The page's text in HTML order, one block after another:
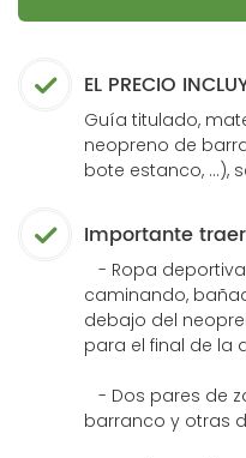
EL PRECIO
Guía titulado,
neopreno de
bote estanco, ...),
Importante traer
- Ropa
caminando,
debajo del
para el final de la
- Dos pares de
barranco y otras